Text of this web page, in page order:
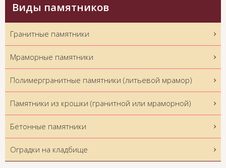
Виды памятников
Гранитные памятники
Мраморные памятники
Полимергранитные памятники (литьевой мрамор)
Памятники из крошки (гранитной или мраморной)
Бетонные памятники
Оградки на кладбище